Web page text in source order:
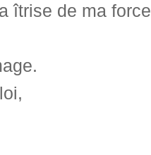
îtrise de ma force